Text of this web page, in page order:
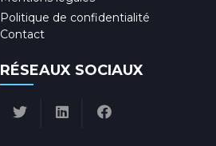
Politique de confidentialité
Contact
RÉSEAUX SOCIAUX